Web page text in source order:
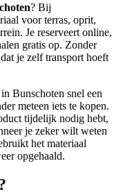
? Bij
voor terras, oprit,
Je reserveert online,
gratis op. Zonder
je zelf transport hoeft
Bunschoten snel een
meteen iets te kopen.
tijdelijk nodig hebt,
je zeker wilt weten
het materiaal
opgehaald.